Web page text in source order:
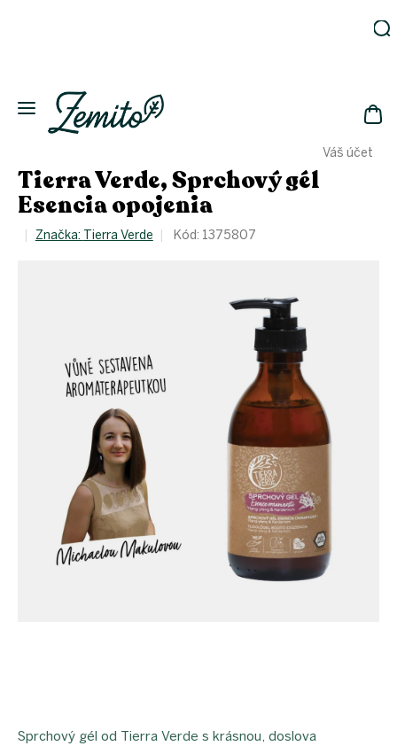
Váš účet
Ekodomácnosť
Ekologická
Kozmetika
Fľaše
Starostlivosť
proEXPORT_sk
Ekodrogéria
Darčeky
Prihlásenie
Tierra Verde, Sprchový gél
Esencia opojenia
Značka: Tierra Verde Kód: 1375807
Sprchový gél od Tierra Verde s krásnou, doslova